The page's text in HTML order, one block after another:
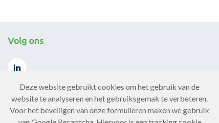
Volg ons
Contact
Deze website gebruikt cookies om het gebruik van de
website te analyseren en het gebruiksgemak te verbeteren.
Voor het beveiligen van onze formulieren maken we gebruik